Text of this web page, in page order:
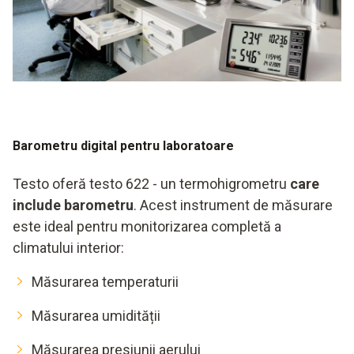
Barometru digital pentru laboratoare
Testo oferă testo 622 - un termohigrometru care
include barometru. Acest instrument de măsurare
este ideal pentru monitorizarea completă a
climatului interior:
Măsurarea temperaturii
Măsurarea umidității
Măsurarea presiunii aerului